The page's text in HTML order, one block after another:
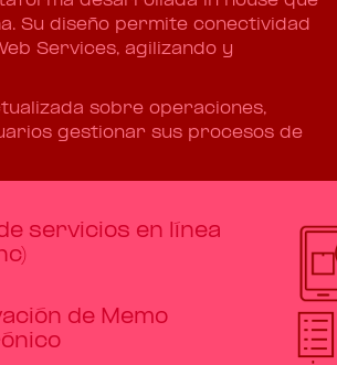
Su diseño permite conectividad
Services, agilizando y
sobre operaciones,
gestionar sus procesos de
servicios en línea
de Memo